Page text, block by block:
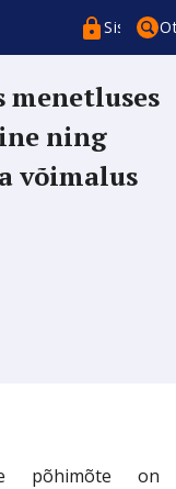
Sisenege
menetluses
ning
võimalus
põhimõte on
sisse